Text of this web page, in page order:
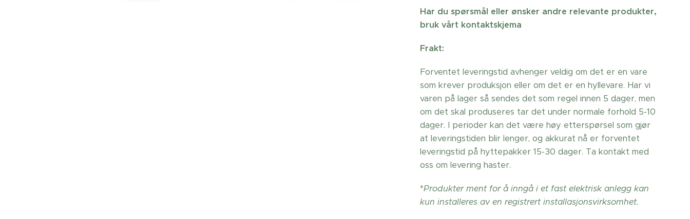
Har du spørsmål eller ønsker andre relevante produkter,
bruk vårt kontaktskjema
Frakt:
Forventet leveringstid avhenger veldig om det er en vare
som krever produksjon eller om det er en hyllevare. Har vi
varen på lager så sendes det som regel innen 5 dager, men
om det skal produseres tar det under normale forhold 5-10
dager. I perioder kan det være høy etterspørsel som gjør
at leveringstiden blir lenger, og akkurat nå er forventet
leveringstid på hyttepakker 15-30 dager. Ta kontakt med
oss om levering haster.
*Produkter ment for å inngå i et fast elektrisk anlegg kan
kun installeres av en registrert installasjonsvirksomhet.